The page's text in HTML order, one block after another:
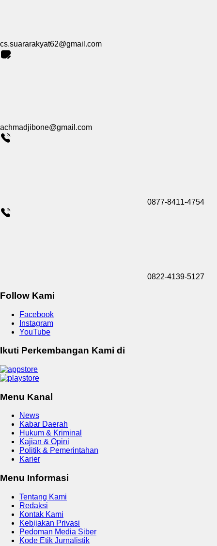
cs.suararakyat62@gmail.com
achmadjibone@gmail.com
0877-8411-4754
0822-4139-5127
Follow Kami
Facebook
Instagram
YouTube
Ikuti Perkembangan Kami di
Menu Kanal
News
Kabar Daerah
Hukum & Kriminal
Kajian & Opini
Politik & Pemerintahan
Karier
Menu Informasi
Tentang Kami
Redaksi
Kontak Kami
Kebijakan Privasi
Pedoman Media Siber
Kode Etik Jurnalistik